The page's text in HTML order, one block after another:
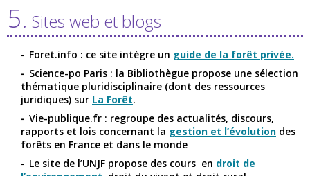
5. Sites web et blogs
Foret.info : ce site intègre un guide de la forêt privée.
Science-po Paris : la Bibliothègue propose une sélection
thématique pluridisciplinaire (dont des ressources
juridiques) sur La Forêt.
Vie-publique.fr : regroupe des actualités, discours,
rapports et lois concernant la gestion et l’évolution des
forêts en France et dans le monde
Le site de l’UNJF propose des cours en droit de